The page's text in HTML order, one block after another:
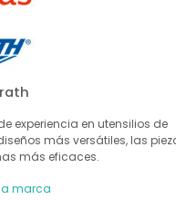
experiencia en utensilios de
más versátiles, las
más eficaces.
marca